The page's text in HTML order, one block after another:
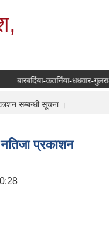
बारबर्दिया-कतर्निया-धधवार-
सम्बन्धी सूचना ।
प्रकाशन